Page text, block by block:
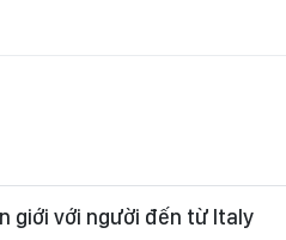
giới với người đến từ Italy